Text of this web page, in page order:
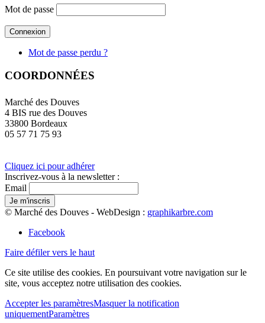
Mot de passe
Mot de passe perdu ?
COORDONNÉES
Marché des Douves
4 BIS rue des Douves
33800 Bordeaux
05 57 71 75 93
Cliquez ici pour adhérer
Inscrivez-vous à la newsletter :
Email
© Marché des Douves - WebDesign : graphikarbre.com
Facebook
Faire défiler vers le haut
Ce site utilise des cookies. En poursuivant votre navigation sur le
site, vous acceptez notre utilisation des cookies.
Accepter les paramètresMasquer la notification
uniquementParamètres